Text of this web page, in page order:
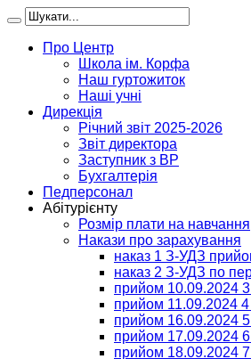
Про Центр
Школа ім. Корфа
Наш гуртожиток
Наші учні
Дирекція
Річний звіт 2025-2026
Звіт директора
Заступник з ВР
Бухгалтерія
Педперсонал
Абітурієнту
Розмір плати на навчання
Накази про зарахування
наказ 1 З-УДЗ
наказ 2 З-УДЗ по
прийом 10.09.2024
прийом 11.09.2024
прийом 16.09.2024
прийом 17.09.2024
прийом 18.09.2024